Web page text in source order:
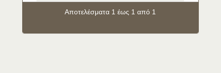
Αποτελέσματα 1 έως 1 από 1